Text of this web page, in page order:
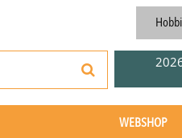
WEBSHOP